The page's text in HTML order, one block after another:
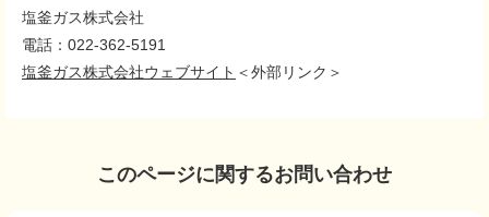
塩釜ガス株式会社
電話：022-362-5191
塩釜ガス株式会社ウェブサイト ＜外部リンク＞
このページに関するお問い合わせ